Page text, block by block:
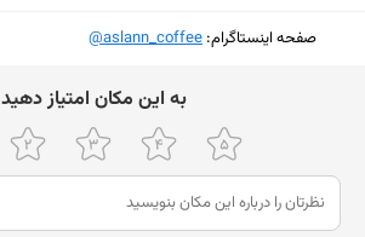
دوشنبه (امروز)
پنجشنبه
جمعه
صفحه اینستاگرام: ‎@aslann_coffee
ﺑﻪ اﯾﻦ ﻣﮑﺎن اﻣﺘﯿﺎز دﻫﯿﺪ